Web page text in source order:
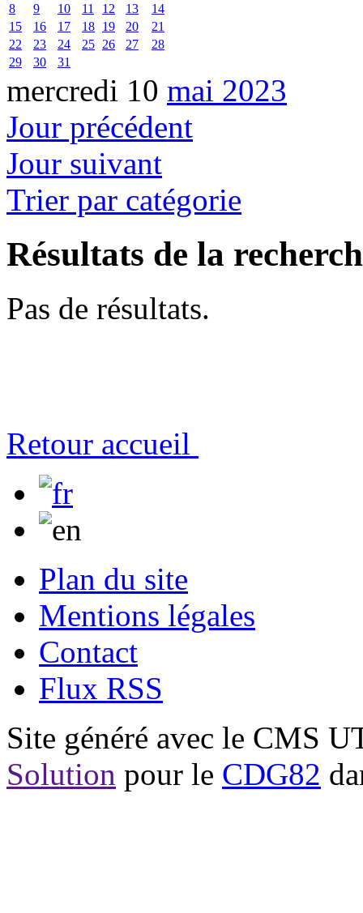
8
9 10 11 12 13
14
15
16 17 18 19 20
21
22
23 24 25 26 27
28
29
30 31
mercredi 10 mai 2023
Jour précédent
Jour suivant
Trier par catégorie
Résultats de la
Pas de résultats.
Retour accueil
Plan du site
Mentions légales
Contact
Flux RSS
Site généré avec le CMS
Solution pour le CDG82